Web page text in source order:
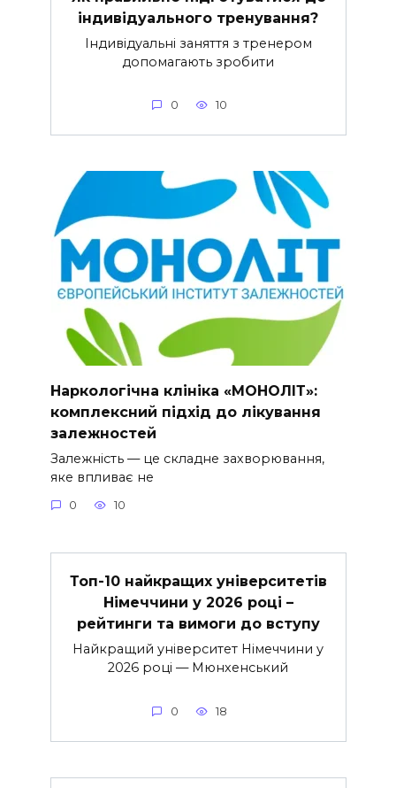
індивідуального тренування?
Індивідуальні заняття з тренером
допомагають зробити
0 10
Наркологічна клініка «МОНОЛІТ»:
комплексний підхід до лікування
залежностей
Залежність — це складне захворювання,
яке впливає не
0 10
Топ-10 найкращих університетів
Німеччини у 2026 році –
рейтинги та вимоги до вступу
Найкращий університет Німеччини у
2026 році — Мюнхенський
0 18